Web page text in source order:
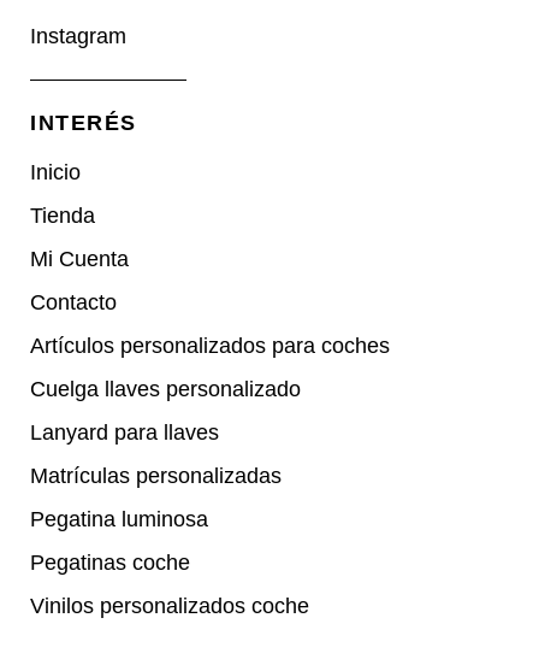
Instagram
INTERÉS
Inicio
Tienda
Mi Cuenta
Contacto
Artículos personalizados para coches
Cuelga llaves personalizado
Lanyard para llaves
Matrículas personalizadas
Pegatina luminosa
Pegatinas coche
Vinilos personalizados coche